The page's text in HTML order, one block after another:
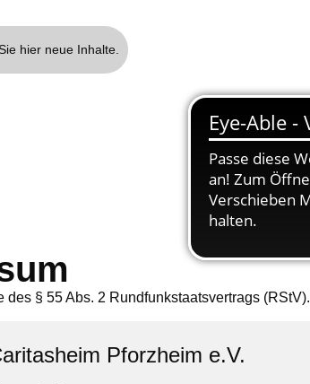
hier neue Inhalte.
§ 55 Abs. 2 Rundfunkstaatsvertrags (RStV).
Pforzheim e.V.